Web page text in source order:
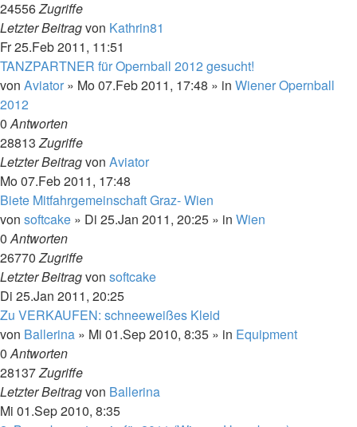
24556Zugriffe
Letzter Beitragvon Kathrin81
Fr 25.Feb 2011, 11:51
TANZPARTNER für Opernball 2012 gesucht!
von Aviator » Mo 07.Feb 2011, 17:48 » in Wiener Opernball
2012
0Antworten
28813Zugriffe
Letzter Beitragvon Aviator
Mo 07.Feb 2011, 17:48
Biete Mitfahrgemeinschaft Graz- Wien
von softcake » Di 25.Jan 2011, 20:25 » in Wien
0Antworten
26770Zugriffe
Letzter Beitragvon softcake
Di 25.Jan 2011, 20:25
Zu VERKAUFEN: schneeweißes Kleid
von Ballerina » Mi 01.Sep 2010, 8:35 » in Equipment
0Antworten
28137Zugriffe
Letzter Beitragvon Ballerina
Mi 01.Sep 2010, 8:35